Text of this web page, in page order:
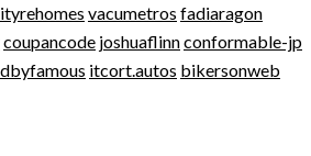
vacumetros fadiaragon
coupancode joshuaflinnconformable-jp
itcort.autos bikersonweb